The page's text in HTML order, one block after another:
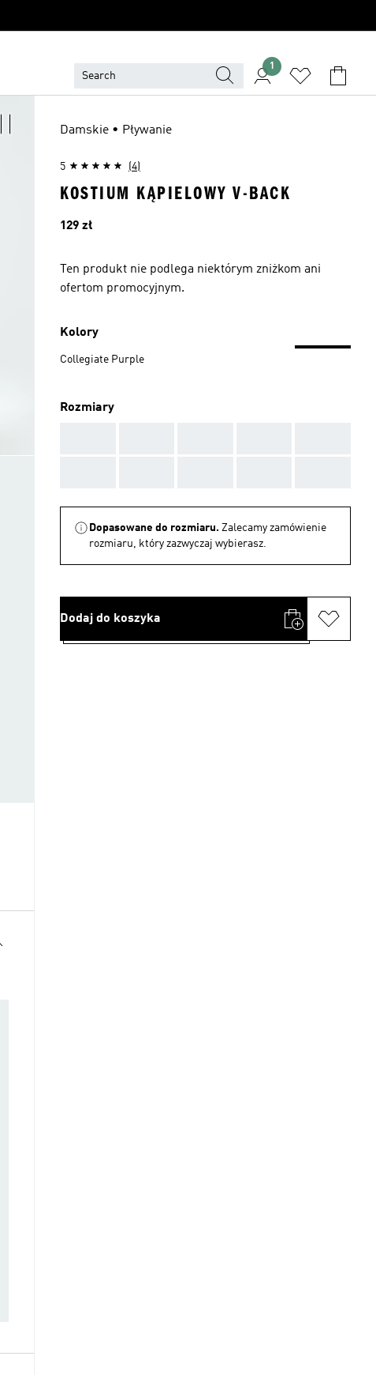
1
Damskie • Pływanie
5 (4)
KOSTIUM KĄPIELOWY V-BACK
Cena
129 zł
Ten produkt nie podlega niektórym zniżkom ani
ofertom promocyjnym.
Kolory
Collegiate Purple
Rozmiary
Dopasowane do rozmiaru. Zalecamy zamówienie
rozmiaru, który zazwyczaj wybierasz.
Dodaj do koszyka